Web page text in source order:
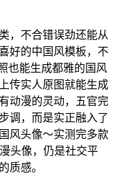
不合错误劲还能从
好的中国风模板，不
也能生成都雅的国风
传实人原图就能生成
动漫的灵动，五官完
调，而是实正融入了
风头像～实测完多款
头像，仍是社交平
质感。